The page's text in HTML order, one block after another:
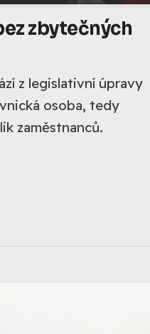
zbytečných
z legislativní úpravy
osoba, tedy
zaměstnanců.